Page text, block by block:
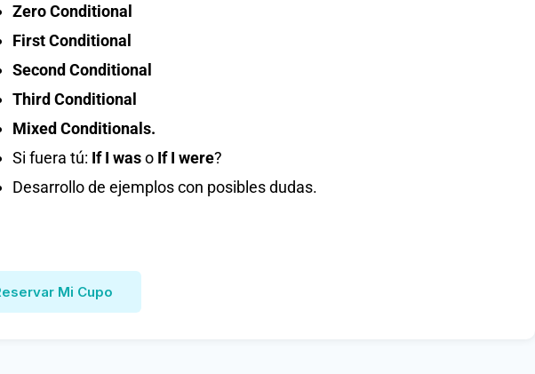
Zero Conditional
First Conditional
Second Conditional
Third Conditional
Mixed Conditionals.
Si fuera tú: If I waso If I were?
Desarrollo de ejemplos con posibles dudas.
Mi Cupo